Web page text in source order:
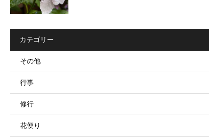
カテゴリー
その他
行事
修行
花便り